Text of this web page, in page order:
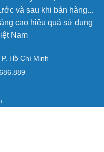
và sau khi bán hàng...
cao hiệu quả sử dụng
Nam
Hồ Chí Minh